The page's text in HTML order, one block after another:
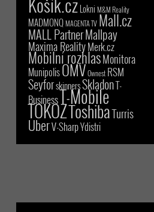
Lokni M&M Reality
MADMONQMAGENTA TV Mall.cz
MALL PartnerMallpay
Maxima RealityMerk.cz
Mobilní rozhlasMonitora
MunipolisOMVOwnest RSM
SeyforskinnersSkladonT-
BusinessT-Mobile
TOKOZToshibaTurris
UberV-SharpYdistri